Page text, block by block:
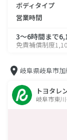
ボディタイプ
営業時間
3～6時間まで
免責補償制度
岐阜県岐阜市
トヨタレ
岐阜市東川